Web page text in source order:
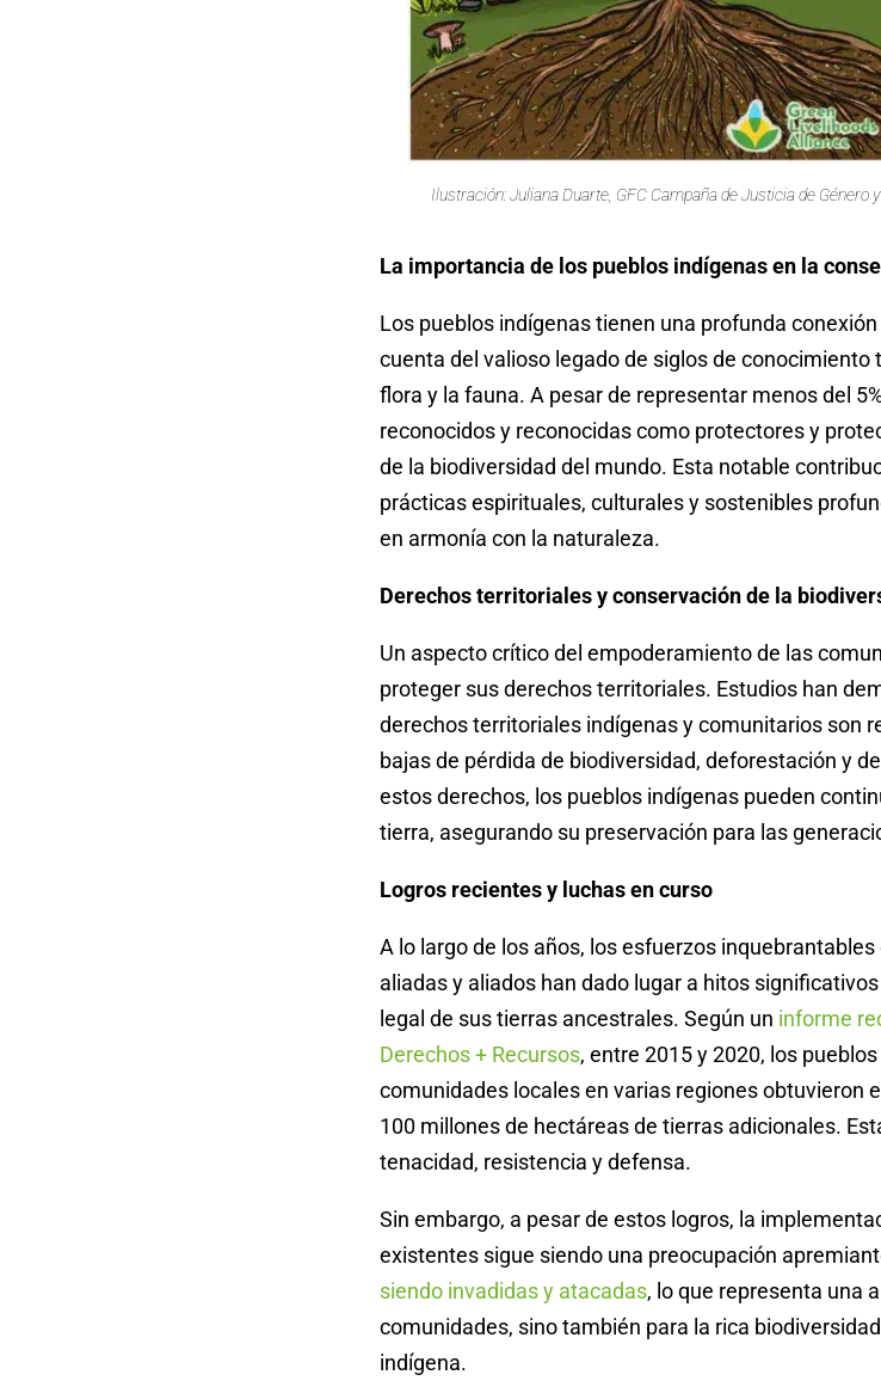
Ilustración: Juliana Duarte, GFC Campaña de Justicia de Género
La importancia de los pueblos indígenas en la
Los pueblos indígenas tienen una profunda
cuenta del valioso legado de siglos de
flora y la fauna. A pesar de representar menos del
reconocidos y reconocidas como protectores y
de la biodiversidad del mundo. Esta notable
prácticas espirituales, culturales y sostenibles
en armonía con la naturaleza.
Derechos territoriales y conservación de la
Un aspecto crítico del empoderamiento de las
proteger sus derechos territoriales. Estudios han
derechos territoriales indígenas y comunitarios son
bajas de pérdida de biodiversidad, deforestación y
estos derechos, los pueblos indígenas pueden
tierra, asegurando su preservación para las
Logros recientes y luchas en curso
A lo largo de los años, los esfuerzos
aliadas y aliados han dado lugar a hitos
legal de sus tierras ancestrales. Según un informe
Derechos + Recursos, entre 2015 y 2020, los
comunidades locales en varias regiones obtuvieron
100 millones de hectáreas de tierras adicionales.
tenacidad, resistencia y defensa.
Sin embargo, a pesar de estos logros, la
existentes sigue siendo una preocupación
siendo invadidas y atacadas, lo que representa una
comunidades, sino también para la rica
indígena.